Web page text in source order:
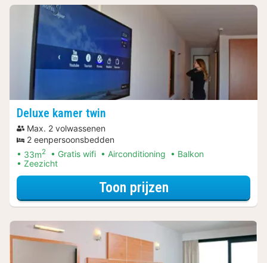
Deluxe kamer twin
Max. 2 volwassenen
2 eenpersoonsbedden
33m2 Gratis wifi Airconditioning
Balkon
Zeezicht
Toon prijzenvoor